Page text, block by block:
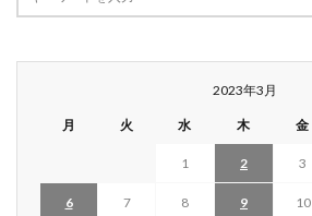
2023年3月
月 火 水 木 金
1 2 3
6 7 8 9 10